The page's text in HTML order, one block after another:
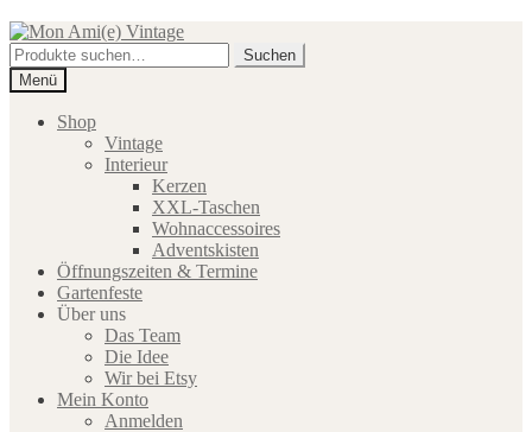
Zur
Navigation
springen
Zum
Inhalt
springen
Suche
nach:
Suchen
Menü
Shop
Vintage
Interieur
Kerzen
XXL-Taschen
Wohnaccessoires
Adventskisten
Öffnungszeiten & Termine
Gartenfeste
Über uns
Das Team
Die Idee
Wir bei Etsy
Mein Konto
Anmelden